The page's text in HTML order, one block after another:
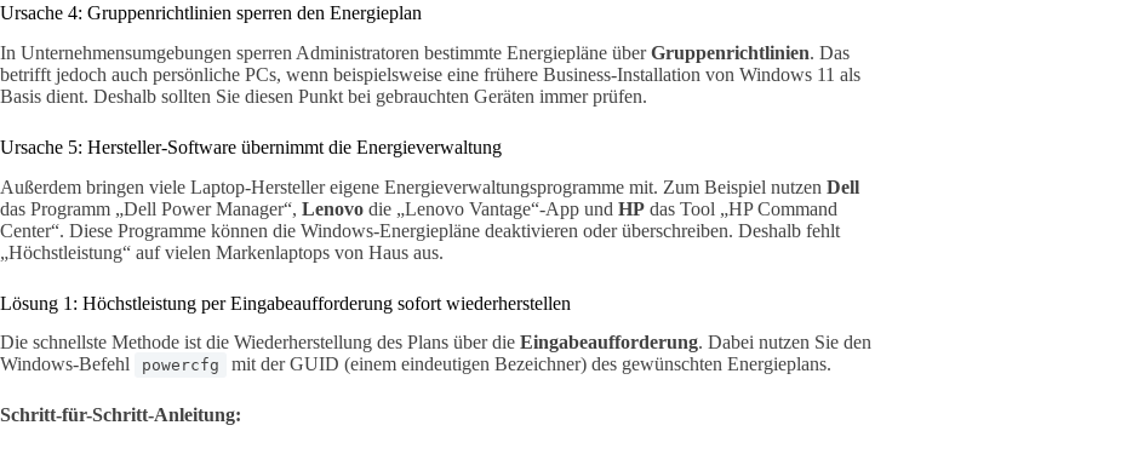
Ursache 4: Gruppenrichtlinien sperren den Energieplan
In Unternehmensumgebungen sperren Administratoren bestimmte Energiepläne überGruppenrichtlinien. Das
betrifft jedoch auch persönliche PCs, wenn beispielsweise eine frühere Business-Installation von Windows 11 als
Basis dient. Deshalb sollten Sie diesen Punkt bei gebrauchten Geräten immer prüfen.
Ursache 5: Hersteller-Software übernimmt die Energieverwaltung
Außerdem bringen viele Laptop-Hersteller eigene Energieverwaltungsprogramme mit. Zum Beispiel nutzen Dell
das Programm „Dell Power Manager“, Lenovo die „Lenovo Vantage“-App und HP das Tool „HP Command
Center“. Diese Programme können die Windows-Energiepläne deaktivieren oder überschreiben. Deshalb fehlt
„Höchstleistung“ auf vielen Markenlaptops von Haus aus.
Lösung 1: Höchstleistung per Eingabeaufforderung sofort wiederherstellen
Die schnellste Methode ist die Wiederherstellung des Plans über die Eingabeaufforderung. Dabei nutzen Sie den
Windows-Befehl
powercfg mit der GUID (einem eindeutigen Bezeichner) des gewünschten Energieplans.
Schritt-für-Schritt-Anleitung: